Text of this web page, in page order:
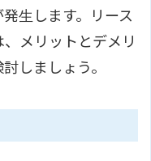
生します。リース
メリットとデメリ
しましょう。